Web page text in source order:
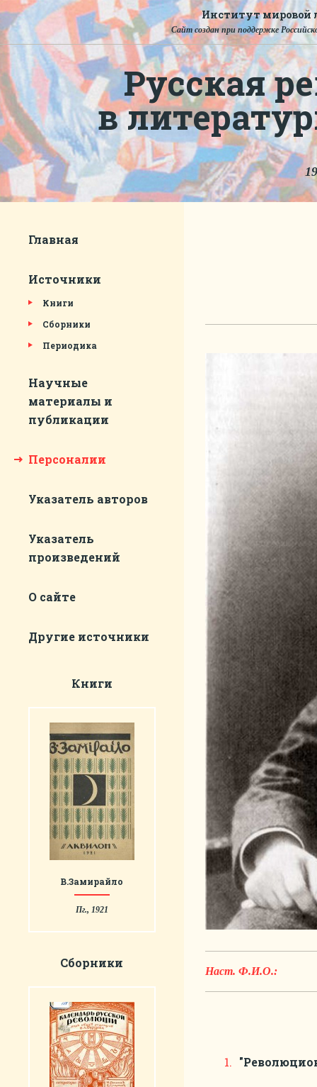
Институт мировой
Сайт создан при поддержке
Русская
в
Главная
Источники
Книги
Сборники
Периодика
Научные
материалы и
публикации
Персоналии
Указатель авторов
Указатель
произведений
О сайте
Другие источники
Книги
В.Замирайло
Пг., 1921
Сборники
Наст. Ф.И.О.: